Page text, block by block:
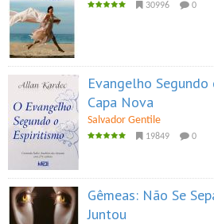
30996 0
Evangelho
Capa Nova
Salvador Gentile
19849 0
Gêmeas: Não Se
Juntou